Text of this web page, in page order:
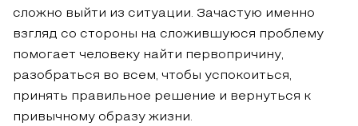
сложно выйти из ситуации. Зачастую именно
взгляд со стороны на сложившуюся проблему
помогает человеку найти первопричину,
разобраться во всем, чтобы успокоиться,
принять правильное решение и вернуться к
привычному образу жизни.